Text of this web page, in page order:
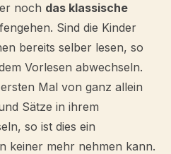
noch das klassische
Sind die Kinder
bereits selber lesen, so
Vorlesen abwechseln.
Mal von ganz allein
Sätze in ihrem
so ist dies ein
keiner mehr nehmen kann.